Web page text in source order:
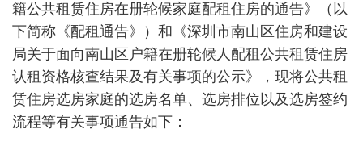
籍公共租赁住房在册轮候家庭配租住房的通告》（以
下简称《配租通告》）和《深圳市南山区住房和建设
局关于面向南山区户籍在册轮候人配租公共租赁住房
认租资格核查结果及有关事项的公示》，现将公共租
赁住房选房家庭的选房名单、选房排位以及选房签约
流程等有关事项通告如下：